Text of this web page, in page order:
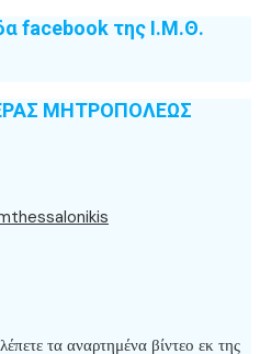
facebook της Ι.Μ.Θ.
ΜΗΤΡΟΠΟΛΕΩΣ
τα αναρτημένα βίντεο εκ της